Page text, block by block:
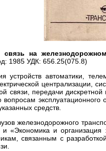
связь на
1985 УДК: 656.25(075.8)
устройств автоматики,
централизации,
связи, передачи
эксплуатационного
средств.
железнодорожного
«Экономика и
связанным с